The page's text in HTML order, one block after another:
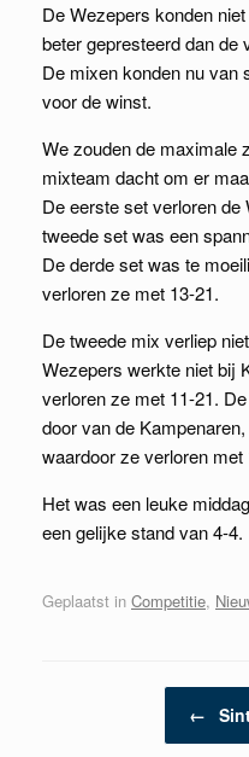
De Wezepers konden
beter gepresteerd dan de
De mixen konden nu van
voor de winst.
We zouden de maximale
mixteam dacht om er
De eerste set verloren
tweede set was een
De derde set was te
verloren ze met 13-21.
De tweede mix verliep
Wezepers werkte niet bij
verloren ze met 11-21.
door van de
waardoor ze verloren met
Het was een leuke
een gelijke stand van 4-4.
Geplaatst in Competitie,
←